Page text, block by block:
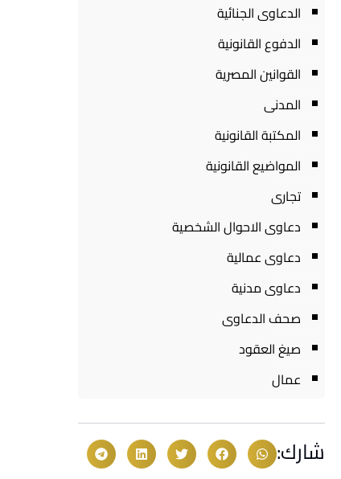
الدعاوى الجنائية
الدفوع القانونية
القوانين المصرية
المدنى
المكتبة القانونية
المواضيع القانونية
تجارى
دعاوى الاحوال الشخصية
دعاوى عمالية
دعاوى مدنية
صحف الدعاوى
صيغ العقود
عمال
شارك: